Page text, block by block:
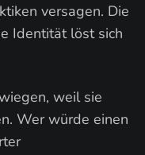
versagen. Die
Identität löst sich
weil sie
Wer würde einen